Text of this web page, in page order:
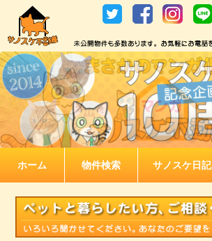
ホーム 物件検索 サノスケ日記